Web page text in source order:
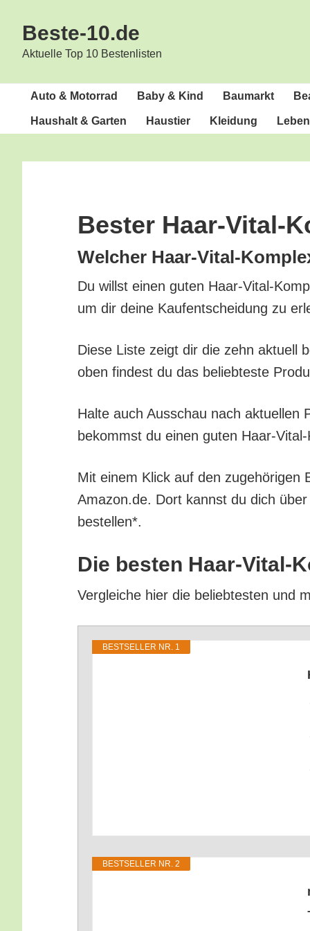
Hauptnavigation
springen
Inhalt
springen
Beste-10.de
Aktuelle Top 10 Bestenlisten
Auto & Motorrad Baby & Kind Bau­markt
Haus­halt & Garten Haus­tier Klei­dung
Bes­ter Haar-Vital-
Wel­cher Haar-Vital-
Du willst einen guten Haar-Vital-
um dir dei­ne Kauf­ent­schei­dung zu
Die­se Lis­te zeigt dir die zehn aktu­ell
oben fin­dest du das belieb­tes­te
Hal­te auch Aus­schau nach aktu­el­len
bekommst du einen guten Haar-
Mit einem Klick auf den zuge­hö­ri­gen
Amazon.de. Dort kannst du dich
bestellen*.
Die bes­ten Haar-Vital-
Ver­glei­che hier die belieb­tes­ten und
BEST­SEL­LER NR. 1
BEST­SEL­LER NR. 2